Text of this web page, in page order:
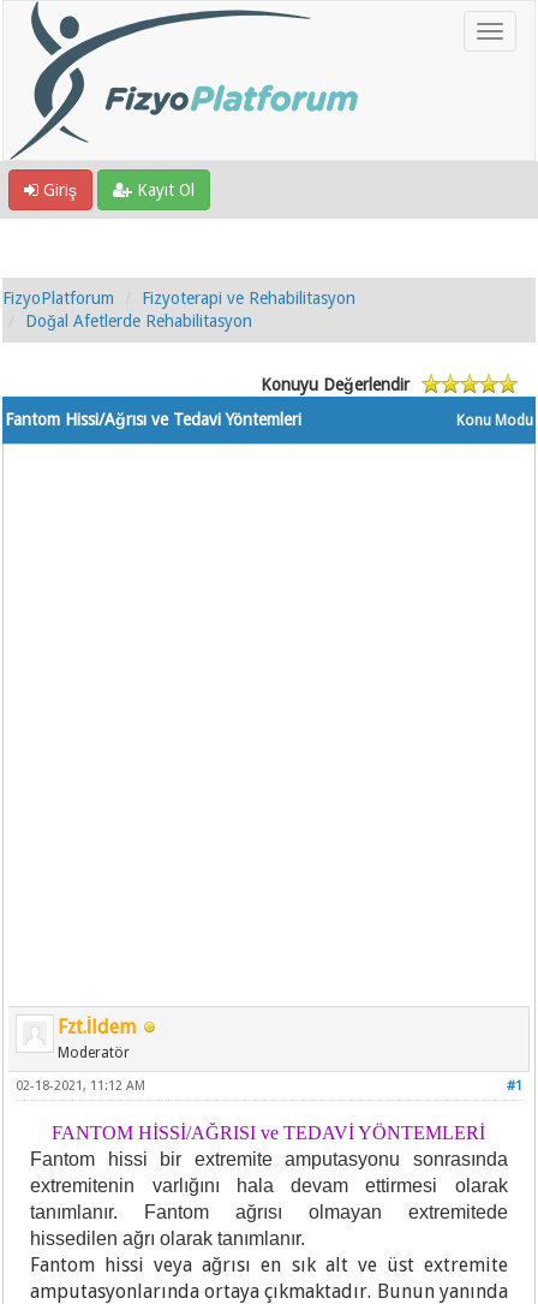
Giriş Kayıt Ol
FizyoPlatforum
Fizyoterapi ve Rehabilitasyon
Doğal Afetlerde Rehabilitasyon
Konuyu Değerlendir
Konu Modu
Fantom Hissi/Ağrısı ve Tedavi Yöntemleri
Fzt.İldem
Moderatör
#1
02-18-2021, 11:12 AM
FANTOM HİSSİ/AĞRISI ve TEDAVİ YÖNTEMLERİ
Fantom hissi bir extremite amputasyonu sonrasında
extremitenin varlığını hala devam ettirmesi olarak
tanımlanır. Fantom ağrısı olmayan extremitede
hissedilen ağrı olarak tanımlanır.
Fantom hissi veya ağrısı en sık alt ve üst extremite
amputasyonlarında ortaya çıkmaktadır. Bunun yanında